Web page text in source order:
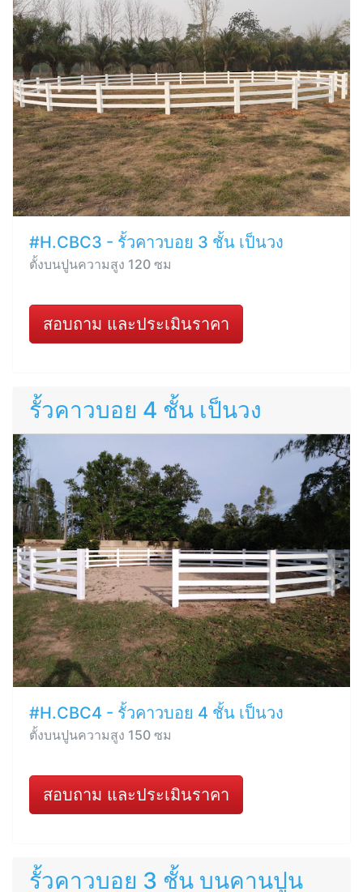
#H.CBC3 - รั้วคาวบอย 3 ชั้น เป็นวง
ตั้งบนปูนความสูง 120 ซม
สอบถาม และประเมินราคา
รั้วคาวบอย 4 ชั้น เป็นวง
#H.CBC4 - รั้วคาวบอย 4 ชั้น เป็นวง
ตั้งบนปูนความสูง 150 ซม
สอบถาม และประเมินราคา
รั้วคาวบอย 3 ชั้น บนคานปูน